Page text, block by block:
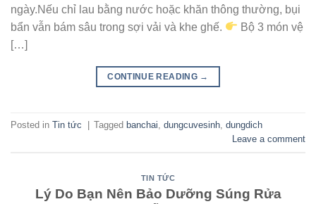
ngày.Nếu chỉ lau bằng nước hoặc khăn thông thường, bụi
bẩn vẫn bám sâu trong sợi vải và khe ghế.
Bộ 3 món vệ
[…]
CONTINUE READING →
Posted in Tin tức Tagged banchai dungcuvesinh dungdich
Leave a comment
TIN TỨC
Lý Do Bạn Nên Bảo Dưỡng Súng Rửa